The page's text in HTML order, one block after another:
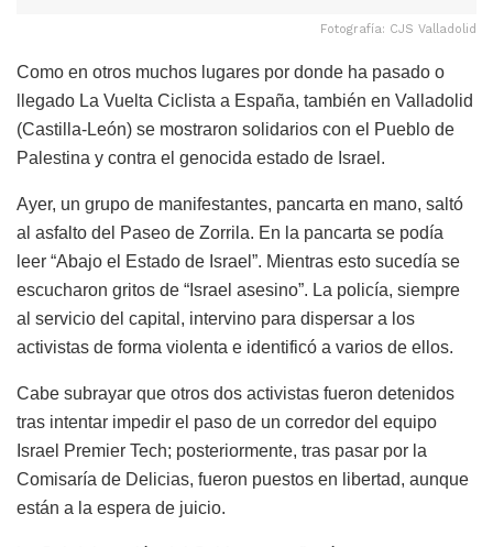
Fotografía: CJS Valladolid
Como en otros muchos lugares por donde ha pasado o
llegado La Vuelta Ciclista a España, también en Valladolid
(Castilla-León) se mostraron solidarios con el Pueblo de
Palestina y contra el genocida estado de Israel.
Ayer, un grupo de manifestantes, pancarta en mano, saltó
al asfalto del Paseo de Zorrila. En la pancarta se podía
leer “Abajo el Estado de Israel”. Mientras esto sucedía se
escucharon gritos de “Israel asesino”. La policía, siempre
al servicio del capital, intervino para dispersar a los
activistas de forma violenta e identificó a varios de ellos.
Cabe subrayar que otros dos activistas fueron detenidos
tras intentar impedir el paso de un corredor del equipo
Israel Premier Tech; posteriormente, tras pasar por la
Comisaría de Delicias, fueron puestos en libertad, aunque
están a la espera de juicio.